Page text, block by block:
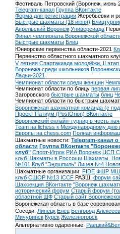
Фестиваль Петровский (Воронеж, июнь
Telegram-канал Группа ВКонтакте
Форма для регистрации Жеребьевки и
Быстрые шахматы (18 июня)
Апрельский Воронеж Универсиада
Финал чемпионата Воронежской
Быстрые шахматы Блиц
Юниорские первенства области-2021
Первенство областного шахматного
V летняя Спартакиада молодёжи, II
Воронежа среди школьников
Ладьи-2021
Чемпионат области среди женщин
Чемпионат области по блицу первая
Загоровского быстрые шахматы блиц
Чемпионат области по быстрым
Воронежская шахматная команда (с
Проект Патиум (PostOrion) ВКонтакте
Воронежский онлайн-турнир в честь
Team на lichess к Международному дню
Европы на chess.com Полная
Шахматные новости: Telegram-канал
области Группа ВКонтакте
клуб" Спорт-Игрок РИА Воронеж ЦСП
клуб Шахматы в Россоши Шахматы.
№101 Клуб "Эндшпиль" Лицея №4
Шахматные организации: FIDE ФШР
клуб СШОР №13 ICCF РАЗШ: форум
Шахсекция ВКонтакте "Воронеж
исторический форум Cтарый форум
областной ШФ Старый сайт
Воронежская область в базе
Соседи: Липецк Елец Белгород
Мичуринск Курск Железногорск
Альтернативно одаренные: